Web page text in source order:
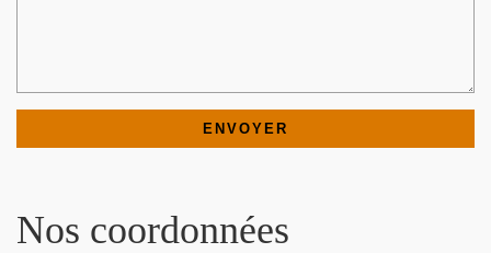
Nos coordonnées